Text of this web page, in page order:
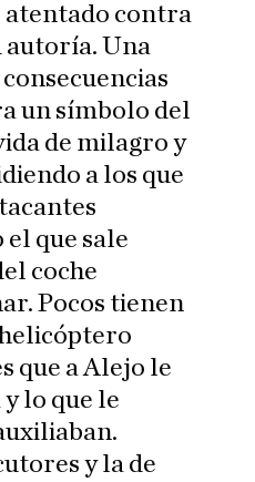
atentado contra
autoría. Una
un símbolo del
de milagro y
a los que
el que sale
coche
Pocos tienen
que a Alejo le
lo que le
y la de